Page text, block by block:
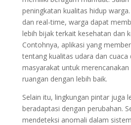
peningkatan kualitas hidup
dan real-time, warga dapat
lebih bijak terkait kesehatan dan
Contohnya, aplikasi yang
tentang kualitas udara dan
masyarakat untuk
ruangan dengan lebih baik.
Selain itu, lingkungan pintar juga
beradaptasi dengan perubahan.
mendeteksi anomali dalam